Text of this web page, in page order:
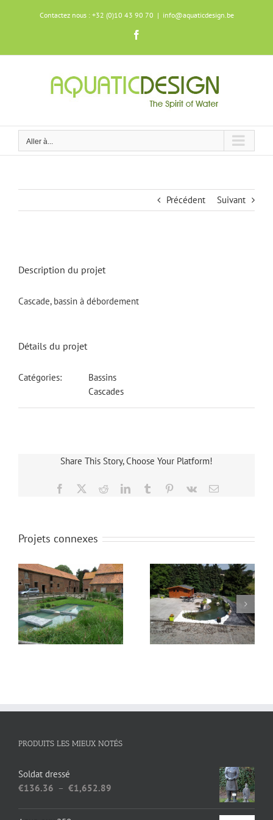
Contactez nous : +32 (0)10 43 90 70 | info@aquaticdesign.be
Aller à...
Précédent Suivant
Description du projet
Cascade, bassin à débordement
Détails du projet
Catégories:
Bassins
Cascades
Share This Story, Choose Your Platform!
Facebook RedditLinkedInTumblr Pinterest
Vk Email
Projets connexes
PRODUITS LES MIEUX NOTÉS
Soldat dressé
€136.36 – €1,652.89